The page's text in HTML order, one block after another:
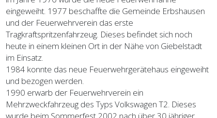
eingeweiht. 1977 beschaffte die Gemeinde Erbshausen
und der Feuerwehrverein das erste
Tragkraftspritzenfahrzeug. Dieses befindet sich noch
heute in einem kleinen Ort in der Nähe von Giebelstadt
im Einsatz.
1984 konnte das neue Feuerwehrgerätehaus eingeweiht
und bezogen werden.
1990 erwarb der Feuerwehrverein ein
Mehrzweckfahrzeug des Typs Volkswagen T2. Dieses
wurde beim Sommerfest 2002 nach über 30 jähriger